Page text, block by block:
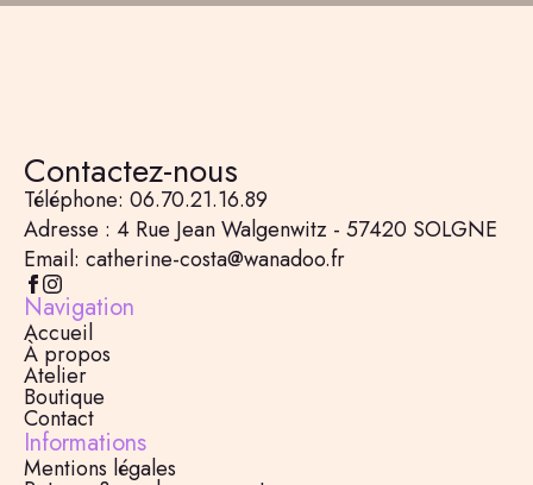
Contactez-nous
Téléphone: 06.70.21.16.89
Adresse : 4 Rue Jean Walgenwitz - 57420 SOLGNE
Email: catherine-costa@wanadoo.fr
Navigation
Accueil
À propos
Atelier
Boutique
Contact
Informations
Mentions légales